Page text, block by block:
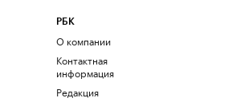
РБК
О компании
Контактная
информация
Редакция